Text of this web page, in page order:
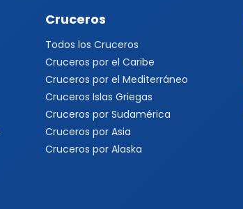
Cruceros
Todos los Cruceros
Cruceros por el Caribe
Cruceros por el Mediterráneo
Cruceros Islas Griegas
Cruceros por Sudamérica
Cruceros por Asia
Cruceros por Alaska